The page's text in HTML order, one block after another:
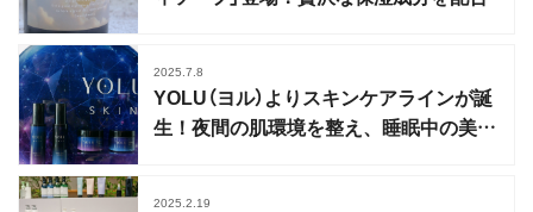
2025.7.8
YOLU（ヨル）よりスキンケアラインが誕
生！夜間の肌環境を整え、睡眠中の美を
2025.2.19